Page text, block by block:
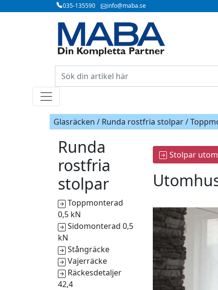
035-135590 info@maba.se
Glasräcken / Runda rostfria stolpar /
Runda
rostfria
stolpar
Toppmonterad
0,5 kN
Sidomonterad 0,5
kN
Stångräcke
Vajerräcke
Räckesdetaljer
42,4
Stolpar